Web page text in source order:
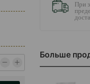
При
Больше